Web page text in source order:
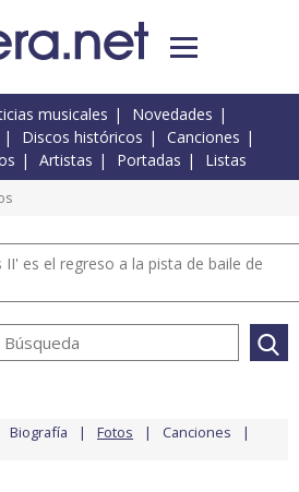
musicales
Novedades
Discos históricos
Canciones
Artistas Portadas Listas
II' es el regreso a la pista de baile de
Biografía Fotos Canciones